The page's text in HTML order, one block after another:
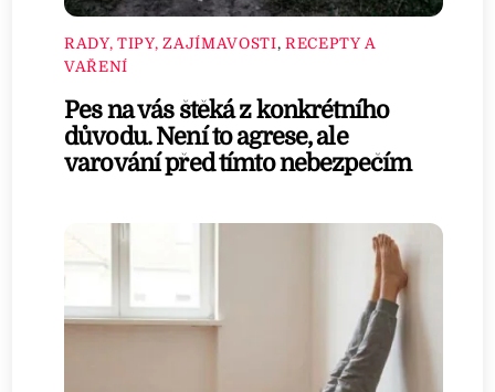
RADY, TIPY, ZAJÍMAVOSTI, RECEPTY A
VAŘENÍ
Pes na vás štěká z konkrétního
důvodu. Není to agrese, ale
varování před tímto nebezpečím